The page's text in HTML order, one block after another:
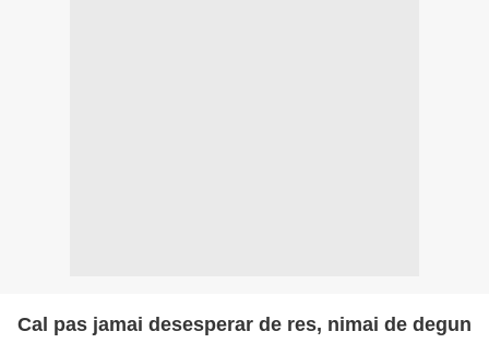
Cal pas jamai desesperar de res, nimai de degun